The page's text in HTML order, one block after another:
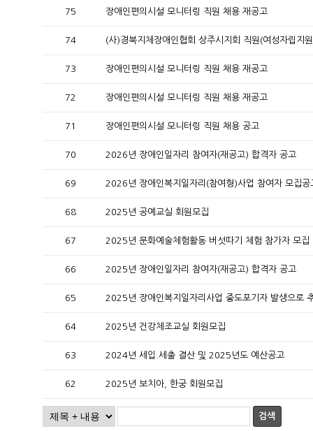
75 장애인편의시설 모니터링 직원 채용 재공고
74 (사)경북지체장애인협회 상주시지회 직원(여성자립지
73 장애인편의시설 모니터링 직원 채용 재공고
72 장애인편의시설 모니터링 직원 채용 재공고
71 장애인편의시설 모니터링 직원 채용 공고
70 2026년 장애인일자리 참여자(재공고) 합격자 공고
69 2026년 장애인복지일자리(참여형)사업 참여자 모집공
68 2025년 공예교실 회원모집
67 2025년 문화예술체험활동 버섯따기 체험 참가자 모집
66 2025년 장애인일자리 참여자(재공고) 합격자 공고
65 2025년 장애인복지일자리사업 중도포기자 발생으로
64 2025년 건강체조교실 회원모집
63 2024년 세입.세출 결산 및 2025년도 예산공고
62 2025년 보치아, 한궁 회원모집
검색